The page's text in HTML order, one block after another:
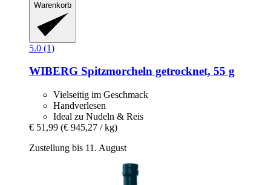
Warenkorb
5.0 (1)
WIBERG Spitzmorcheln getrocknet, 55 g
Vielseitig im Geschmack
Handverlesen
Ideal zu Nudeln & Reis
€ 51,99 (€ 945,27 / kg)
Zustellung bis 11. August